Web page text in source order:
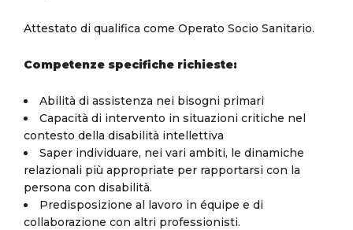
Attestato di qualifica come Operato Socio Sanitario.
Competenze specifiche richieste:
Abilità di assistenza nei bisogni primari
Capacità di intervento in situazioni critiche nel
contesto della disabilità intellettiva
Saper individuare, nei vari ambiti, le dinamiche
relazionali più appropriate per rapportarsi con la
persona con disabilità.
Predisposizione al lavoro in équipe e di
collaborazione con altri professionisti.